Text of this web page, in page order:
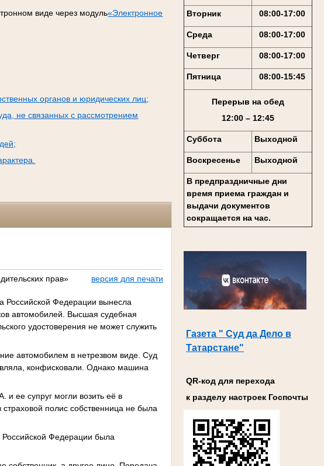
Вторник 08:00-17:00
Среда 08:00-17:00
Четверг 08:00-17:00
Пятница 08:00-15:45
Перерыв на обед
12:00 – 12:45
Суббота Выходной
Воскресенье Выходной
В предпраздничные дни
время приема граждан и
выдачи документов
сокращается на час.
Газета " Суд да Дело в
Татарстане"
QR-код для перехода
к разделу настроек Госпочты
виде через модуль«Электронное
органов и юридических лиц;
не связанных с рассмотрением
прав»
версия для печати
Российской Федерации вынесла
автомобилей. Высшая судебная
удостоверения не может служить
автомобилем в нетрезвом виде. Суд
конфисковали. Однако машина
и ее супруг могли возить её в
полис собственница не была
Федерации была